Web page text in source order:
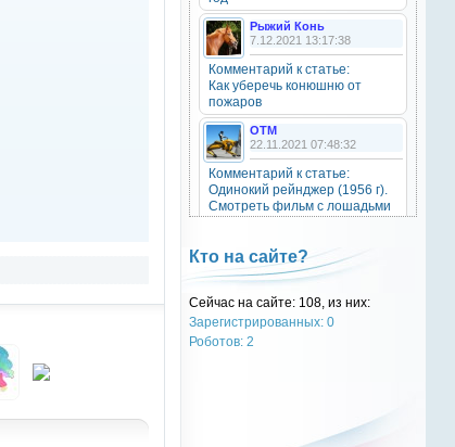
OTM
6 сентября 2025
Grey-Rattto, привет бро
Grey-Rattto
2 сентября 2025
Все ещё в деле
Приветствую товарищи! Привет
OTM
17 ноября 2024
Рыжий Конь
7.12.2021 13:17:38
Комментарий к статье:
Как уберечь конюшню от
пожаров
OTM
22.11.2021 07:48:32
Комментарий к статье:
Одинокий рейнджер (1956 г).
Смотреть фильм с лошадьми
Natali
28.09.2021 15:30:39
Комментарий к статье:
Тест «Масти и отметины»
OTM
20.05.2016 13:10:31
Кто на сайте?
Сейчас на сайте: 108, из них:
Зарегистрированных: 0
Роботов: 2